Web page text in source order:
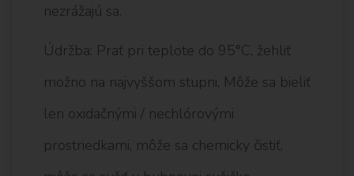
nezrážajú sa.
Údržba: Prať pri teplote do 95°C, žehliť
možno na najvyššom stupni, Môže sa bieliť
len oxidačnými / nechlórovými
prostriedkami, môže sa chemicky čistiť,